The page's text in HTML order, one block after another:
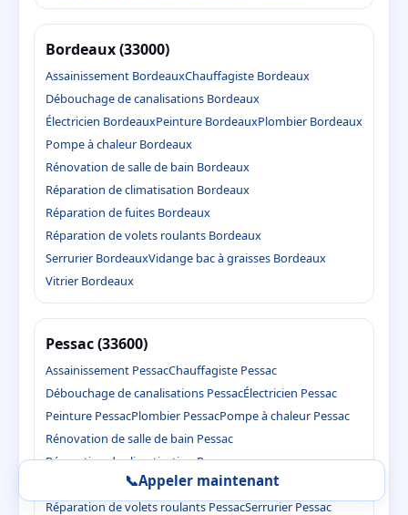
Bordeaux (33000)
Assainissement BordeauxChauffagiste Bordeaux
Débouchage de canalisations Bordeaux
Électricien BordeauxPeinture BordeauxPlombier Bordeaux
Pompe à chaleur Bordeaux
Rénovation de salle de bain Bordeaux
Réparation de climatisation Bordeaux
Réparation de fuites Bordeaux
Réparation de volets roulants Bordeaux
Serrurier BordeauxVidange bac à graisses Bordeaux
Vitrier Bordeaux
Pessac (33600)
Assainissement PessacChauffagiste Pessac
Débouchage de canalisations PessacÉlectricien Pessac
Peinture PessacPlombier PessacPompe à chaleur Pessac
Rénovation de salle de bain Pessac
Réparation de climatisation Pessac
Réparation de fuites Pessac
Réparation de volets roulants PessacSerrurier Pessac
📞Appeler maintenant